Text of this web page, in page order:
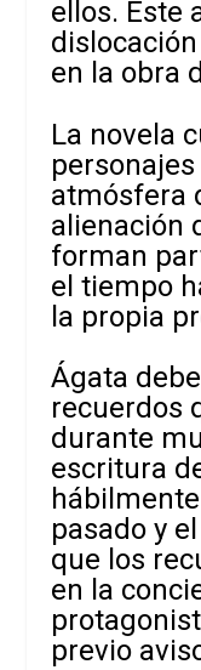
ellos. Este
en la obra
La novela
atmósfera
alienación
forman
el tiempo
la propia
Ágata
recuerdos
durante
escritura
pasado y
que los
en la
previo